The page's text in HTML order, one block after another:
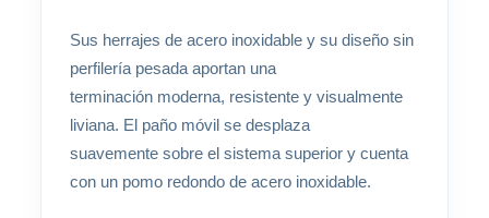
Sus herrajes de acero inoxidable y su diseño sin
perfilería pesada aportan una
terminación moderna, resistente y visualmente
liviana. El paño móvil se desplaza
suavemente sobre el sistema superior y cuenta
con un pomo redondo de acero inoxidable.